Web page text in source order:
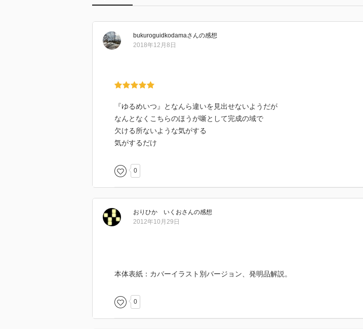
bukuroguidkodamaさんの感想
2018年12月8日
『ゆるめいつ』となんら違いを見出せないようだが
なんとなくこちらのほうが噺として完成の域で
欠ける所ないような気がする
気がするだけ
0
おりひか いくおさんの感想
2012年10月29日
本体表紙：カバーイラスト別バージョン、発明品解説。
0